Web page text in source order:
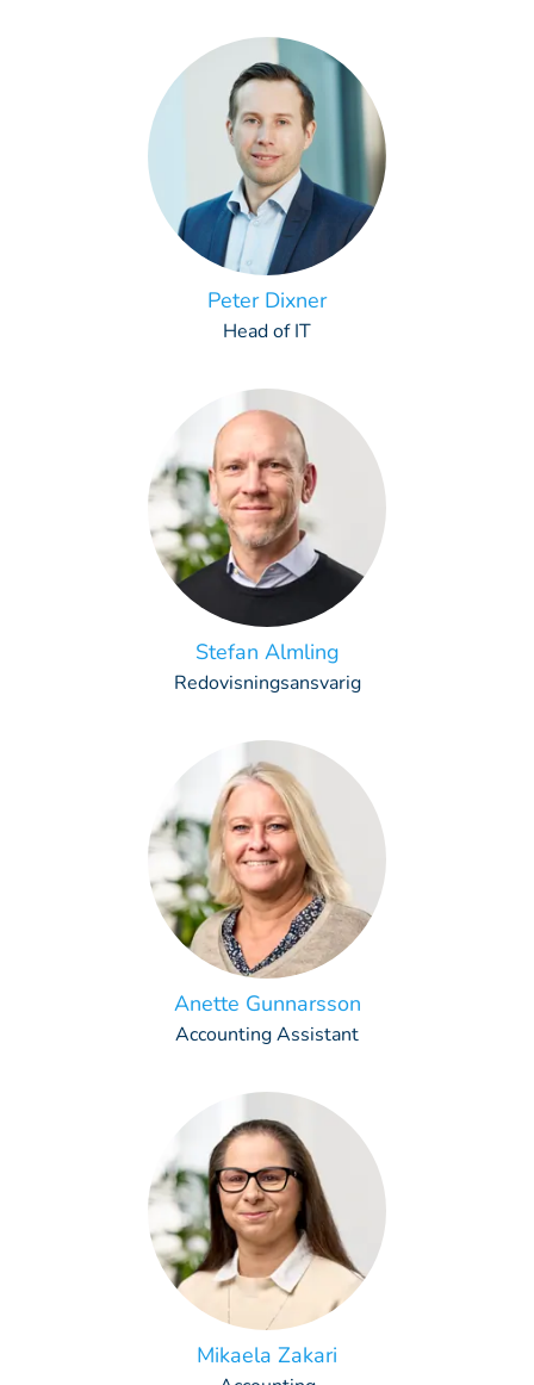
Peter Dixner
Head of IT
Stefan Almling
Redovisningsansvarig
Anette Gunnarsson
Accounting Assistant
Mikaela Zakari